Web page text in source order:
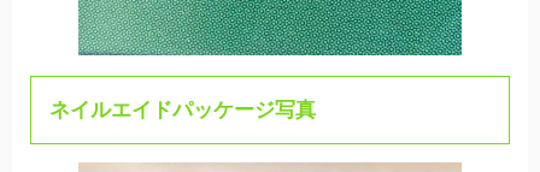
ネイルエイドパッケージ写真